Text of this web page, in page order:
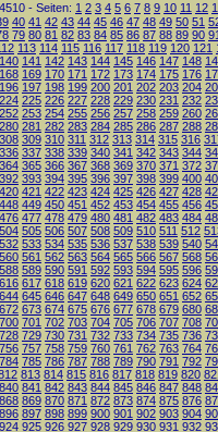
- Seiten: 1 2 3 4 5 6 7 8 9 10 11 12
40 41 42 43 44 45 46 47 48 49 50 51
79 80 81 82 83 84 85 86 87 88 89 90 91
113 114 115 116 117 118 119 120 121
140 141 142 143 144 145 146 147 148
168 169 170 171 172 173 174 175 176
196 197 198 199 200 201 202 203 204
224 225 226 227 228 229 230 231 232
252 253 254 255 256 257 258 259 260
280 281 282 283 284 285 286 287 288
308 309 310 311 312 313 314 315 316
336 337 338 339 340 341 342 343 344
364 365 366 367 368 369 370 371 372
392 393 394 395 396 397 398 399 400
420 421 422 423 424 425 426 427 428
448 449 450 451 452 453 454 455 456
476 477 478 479 480 481 482 483 484
504 505 506 507 508 509 510 511 512
532 533 534 535 536 537 538 539 540
560 561 562 563 564 565 566 567 568
588 589 590 591 592 593 594 595 596
616 617 618 619 620 621 622 623 624
644 645 646 647 648 649 650 651 652
672 673 674 675 676 677 678 679 680
700 701 702 703 704 705 706 707 708
728 729 730 731 732 733 734 735 736
756 757 758 759 760 761 762 763 764
784 785 786 787 788 789 790 791 792
813 814 815 816 817 818 819 820
840 841 842 843 844 845 846 847 848
868 869 870 871 872 873 874 875 876
896 897 898 899 900 901 902 903 904
924 925 926 927 928 929 930 931 932